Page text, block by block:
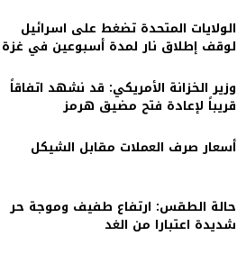
الولايات المتحدة تضغط على اسرائيل
لوقف إطلاق نار لمدة أسبوعين في غزة
وزير الخزانة الأمريكي: قد نشهد اتفاقاً
قريباً لإعادة فتح مضيق هرمز
أسعار صرف العملات مقابل الشيكل
حالة الطقس: ارتفاع طفيف وموجة حر
شديدة اعتبارا من الغد